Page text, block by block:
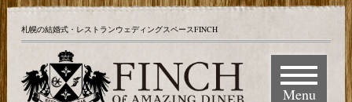
札幌の結婚式・レストランウェディングスペースFINCH
Menu